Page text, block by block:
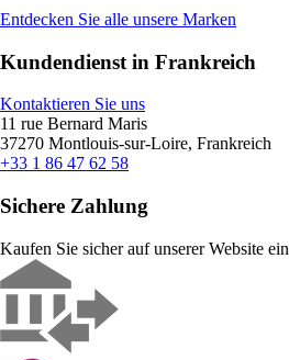
Entdecken Sie alle unsere Marken
Kundendienst in Frankreich
Kontaktieren Sie uns
11 rue Bernard Maris
37270 Montlouis-sur-Loire, Frankreich
+33 1 86 47 62 58
Sichere Zahlung
Kaufen Sie sicher auf unserer Website ein